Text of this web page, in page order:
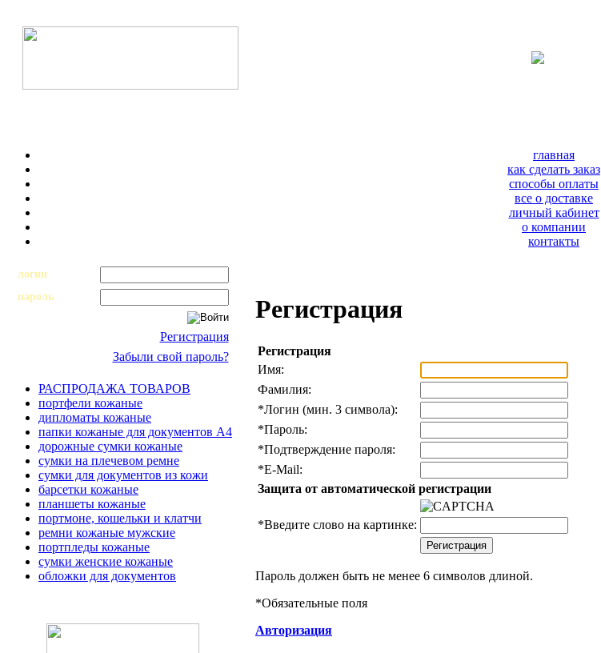
главная
как сделать заказ
способы оплаты
все о доставке
личный кабинет
о компании
контакты
логин
пароль
Регистрация
Забыли свой пароль?
РАСПРОДАЖА ТОВАРОВ
портфели кожаные
дипломаты кожаные
папки кожаные для документов А4
дорожные сумки кожаные
сумки на плечевом ремне
сумки для документов из кожи
барсетки кожаные
планшеты кожаные
портмоне, кошельки и клатчи
ремни кожаные мужские
портпледы кожаные
сумки женские кожаные
обложки для документов
Регистрация
Регистрация
Имя:
Фамилия:
*Логин (мин. 3 символа):
*Пароль:
*Подтверждение пароля:
*E-Mail:
Защита от автоматической регистрации
*Введите слово на картинке:
Пароль должен быть не менее 6 символов длиной.
*Обязательные поля
Авторизация